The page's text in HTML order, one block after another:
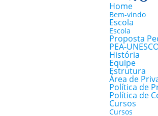
Home
Bem-vindo
Escola
Escola
Proposta
PEA-
História
Equipe
Estrutura
Área de
Política de
Política de
Cursos
Cursos